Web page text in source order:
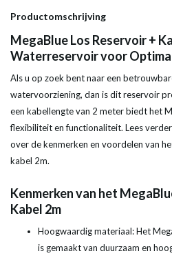
Productomschrijving
MegaBlue Los Reservoir +
Waterreservoir voor
Als u op zoek bent naar een
watervoorziening, dan is dit reservoir
een kabellengte van 2 meter biedt het
flexibiliteit en functionaliteit. Lees
over de kenmerken en voordelen van
kabel 2m.
Kenmerken van het
Kabel 2m
Hoogwaardig materiaal: Het
is gemaakt van duurzaam en